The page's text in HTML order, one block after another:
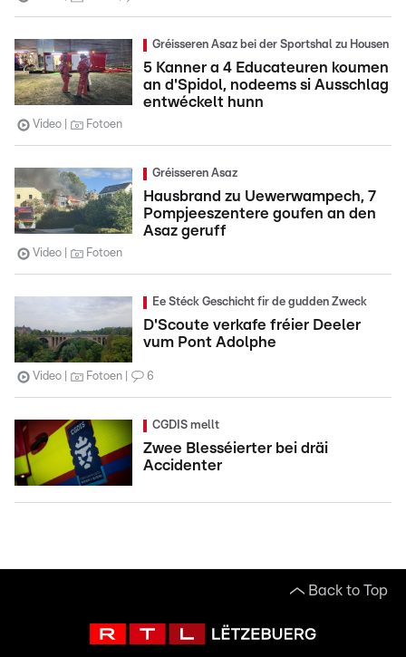
Gréisseren Asaz bei der Sportshal zu Housen
5 Kanner a 4 Educateuren koumen
an d'Spidol, nodeems si Ausschlag
entwéckelt hunn
Video Fotoen
Gréisseren Asaz
Hausbrand zu Uewerwampech, 7
Pompjeeszentere goufen an den
Asaz geruff
Video Fotoen
Ee Stéck Geschicht fir de gudden Zweck
D'Scoute verkafe fréier Deeler
vum Pont Adolphe
Video Fotoen 6
CGDIS mellt
Zwee Blesséierter bei dräi
Accidenter
Back to Top